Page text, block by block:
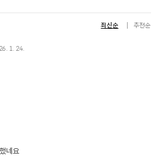
최신순 추천순
1. 24.
네요